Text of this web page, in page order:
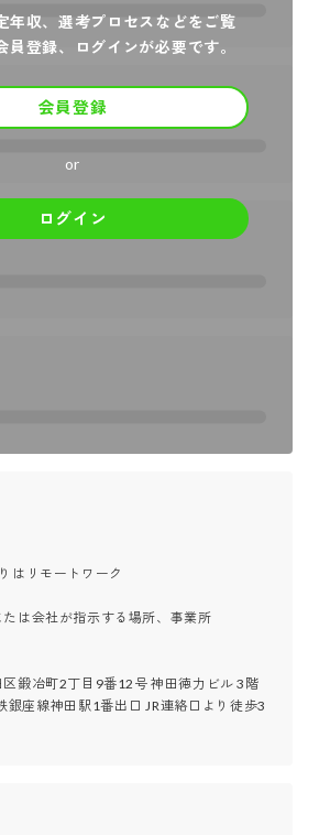
年収、選考プロセスなどをご覧
員登録、ログインが必要です。
会員登録
or
ログイン
はリモートワーク
は会社が指示する場所、事業所
鍛冶町2丁目9番12号 神田徳力ビル 3階
銀座線神田駅1番出口 JR連絡口より徒歩3